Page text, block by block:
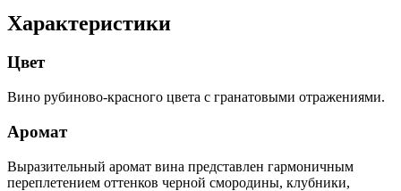
Характеристики
Цвет
Вино рубиново-красного цвета с гранатовыми отражениями.
Аромат
Выразительный аромат вина представлен гармоничным
переплетением оттенков черной смородины, клубники,